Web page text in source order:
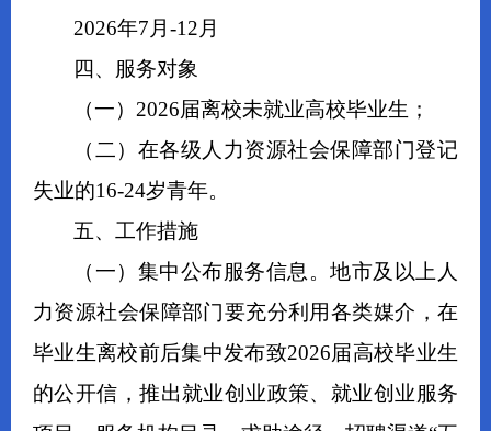
2026年7月-12月
四、服务对象
（一）2026届离校未就业高校毕业生；
（二）在各级人力资源社会保障部门登记
失业的16-24岁青年。
五、工作措施
（一）集中公布服务信息。地市及以上人
力资源社会保障部门要充分利用各类媒介，在
毕业生离校前后集中发布致2026届高校毕业生
的公开信，推出就业创业政策、就业创业服务